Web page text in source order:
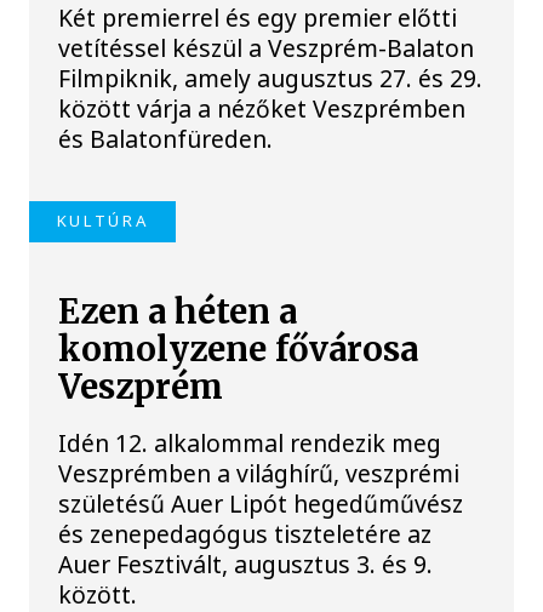
Két premierrel és egy premier előtti
vetítéssel készül a Veszprém-Balaton
Filmpiknik, amely augusztus 27. és 29.
között várja a nézőket Veszprémben
és Balatonfüreden.
KULTÚRA
Ezen a héten a
komolyzene fővárosa
Veszprém
Idén 12. alkalommal rendezik meg
Veszprémben a világhírű, veszprémi
születésű Auer Lipót hegedűművész
és zenepedagógus tiszteletére az
Auer Fesztivált, augusztus 3. és 9.
között.